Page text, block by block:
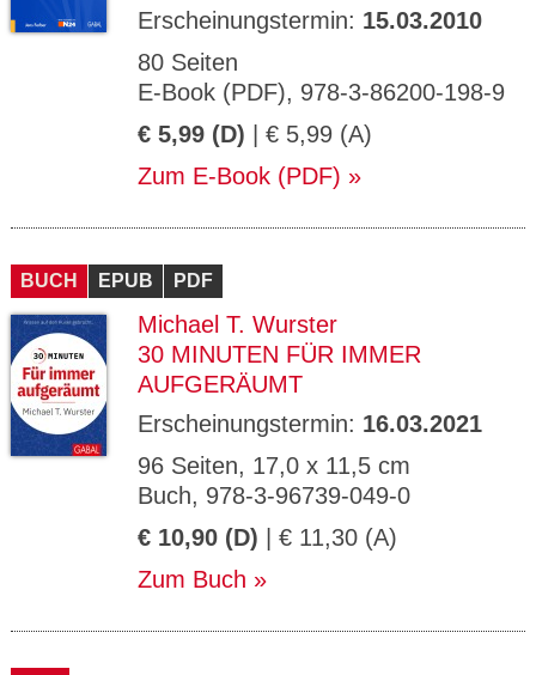
Erscheinungstermin: 15.03.2010
80 Seiten
E-Book (PDF), 978-3-86200-198-9
€ 5,99 (D) | € 5,99 (A)
Zum E-Book (PDF)
BUCH EPUB PDF
Michael T. Wurster
30 MINUTEN FÜR IMMER
AUFGERÄUMT
Erscheinungstermin: 16.03.2021
96 Seiten, 17,0 x 11,5 cm
Buch, 978-3-96739-049-0
€ 10,90 (D) | € 11,30 (A)
Zum Buch